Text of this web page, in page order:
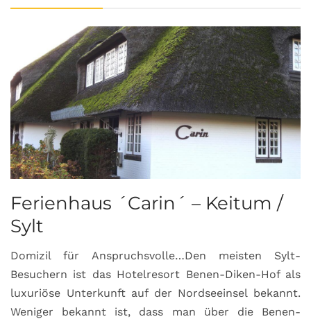
Ferienhaus ´Carin´ – Keitum /
Sylt
Domizil für Anspruchsvolle…Den meisten Sylt-
Besuchern ist das Hotelresort Benen-Diken-Hof als
luxuriöse Unterkunft auf der Nordseeinsel bekannt.
Weniger bekannt ist, dass man über die Benen-